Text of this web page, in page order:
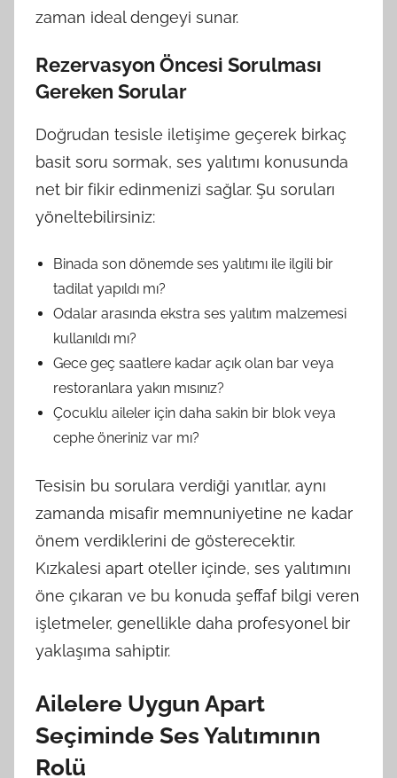
zaman ideal dengeyi sunar.
Rezervasyon Öncesi Sorulması
Gereken Sorular
Doğrudan tesisle iletişime geçerek birkaç
basit soru sormak, ses yalıtımı konusunda
net bir fikir edinmenizi sağlar. Şu soruları
yöneltebilirsiniz:
Binada son dönemde ses yalıtımı ile ilgili bir
tadilat yapıldı mı?
Odalar arasında ekstra ses yalıtım malzemesi
kullanıldı mı?
Gece geç saatlere kadar açık olan bar veya
restoranlara yakın mısınız?
Çocuklu aileler için daha sakin bir blok veya
cephe öneriniz var mı?
Tesisin bu sorulara verdiği yanıtlar, aynı
zamanda misafir memnuniyetine ne kadar
önem verdiklerini de gösterecektir.
Kızkalesi apart oteller içinde, ses yalıtımını
öne çıkaran ve bu konuda şeffaf bilgi veren
işletmeler, genellikle daha profesyonel bir
yaklaşıma sahiptir.
Ailelere Uygun Apart
Seçiminde Ses Yalıtımının
Rolü